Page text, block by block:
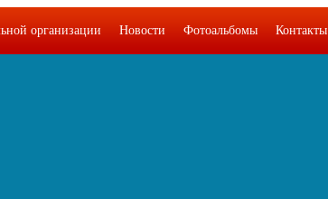
организации Новости Фотоальбомы Контакты